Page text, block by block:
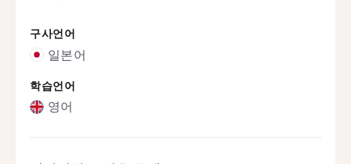
구사언어
일본어
학습언어
영어